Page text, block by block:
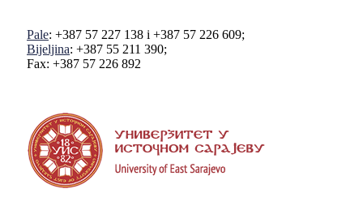
Pale: +387 57 227 138 i +387 57 226 609;
Bijeljina: +387 55 211 390;
Fax: +387 57 226 892